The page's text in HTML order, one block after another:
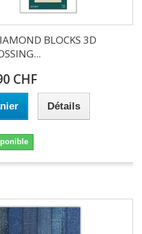
BLOCKS 3D
CHF
Détails